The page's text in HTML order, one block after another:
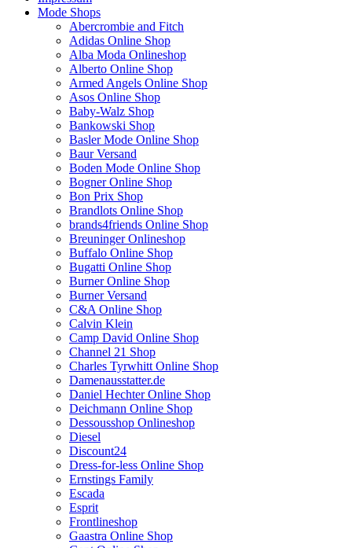
Mode Shops
Abercrombie and Fitch
Adidas Online Shop
Alba Moda Onlineshop
Alberto Online Shop
Armed Angels Online Shop
Asos Online Shop
Baby-Walz Shop
Bankowski Shop
Basler Mode Online Shop
Baur Versand
Boden Mode Online Shop
Bogner Online Shop
Bon Prix Shop
Brandlots Online Shop
brands4friends Online Shop
Breuninger Onlineshop
Buffalo Online Shop
Bugatti Online Shop
Burner Online Shop
Burner Versand
C&A Online Shop
Calvin Klein
Camp David Online Shop
Channel 21 Shop
Charles Tyrwhitt Online Shop
Damenausstatter.de
Daniel Hechter Online Shop
Deichmann Online Shop
Dessousshop Onlineshop
Diesel
Discount24
Dress-for-less Online Shop
Ernstings Family
Escada
Esprit
Frontlineshop
Gaastra Online Shop